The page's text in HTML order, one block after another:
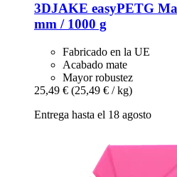
3DJAKE easyPETG
mm / 1000 g
Fabricado en la UE
Acabado mate
Mayor robustez
25,49 € (25,49 € / kg)
Entrega hasta el 18 agosto